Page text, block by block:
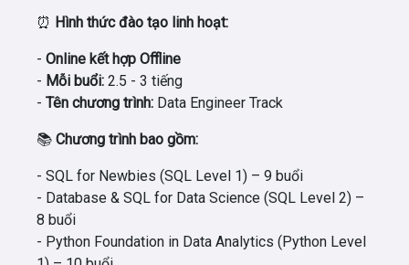
⏰ Hình thức đào tạo linh hoạt:
- Online kết hợp Offline
- Mỗi buổi: 2.5 - 3 tiếng
- Tên chương trình: Data Engineer Track
📚 Chương trình bao gồm:
- SQL for Newbies (SQL Level 1) – 9 buổi
- Database & SQL for Data Science (SQL Level 2) –
8 buổi
- Python Foundation in Data Analytics (Python Level